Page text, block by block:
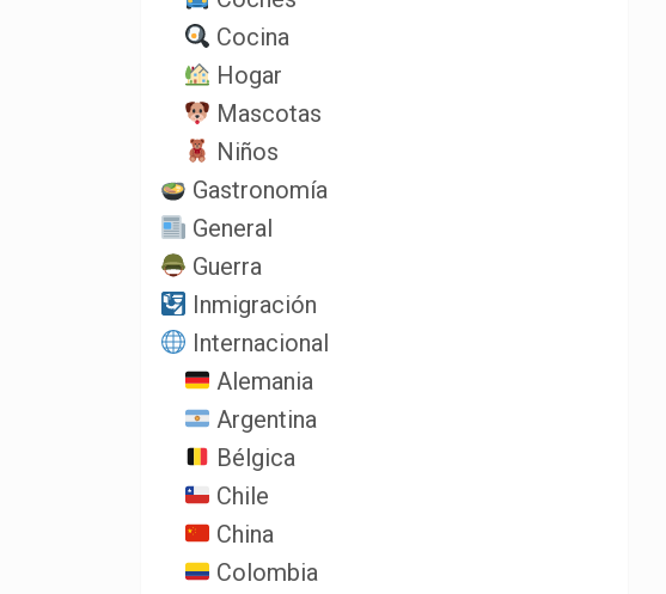
Cocina
Hogar
Mascotas
Niños
Gastronomía
General
Guerra
Inmigración
Internacional
Alemania
Argentina
Bélgica
Chile
China
Colombia